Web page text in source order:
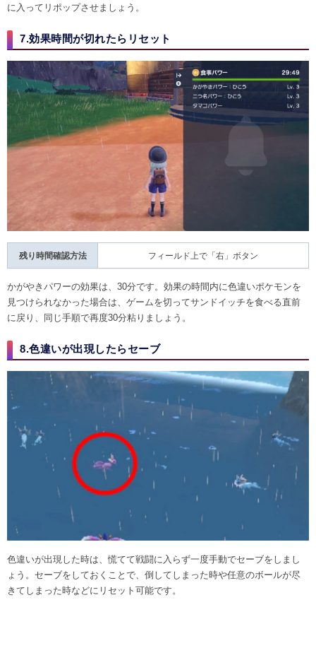
に入ってリポップさせましょう。
7.効果時間が切れたらリセット
残り時間確認方法 フィールド上で「右」ボタン
かがやきパワーの効果は、30分です。効果の時間内に色違いポケモンを
見つけられなかった場合は、ゲームを切ってサンドイッチを食べる直前
に戻り、同じ手順で再度30分粘りましょう。
8.色違いが出現したらセーブ
色違いが出現した時は、慌てて戦闘に入らず一度手動でセーブをしまし
ょう。セーブをしておくことで、倒してしまった時や任意のボールが尽
きてしまった時などにリセット可能です。